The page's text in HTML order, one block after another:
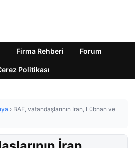
Firma Rehberi Forum
Politikası
› BAE, vatandaşlarının İran, Lübnan ve